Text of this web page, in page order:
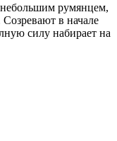
румянцем,
в начале
силу набирает на